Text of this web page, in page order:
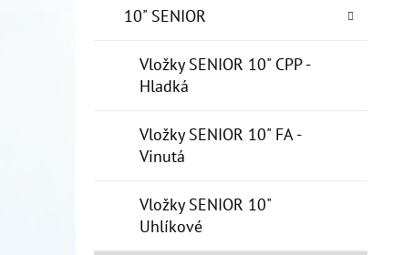
10" SENIOR
Vložky SENIOR 10" CPP -
Hladká
Vložky SENIOR 10" FA -
Vinutá
Vložky SENIOR 10"
Uhlíkové